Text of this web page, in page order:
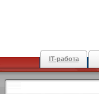
IT-работа